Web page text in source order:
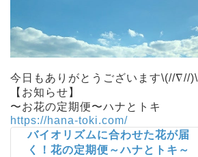
今日もありがとうございます\(//∇//)\
【お知らせ】
〜お花の定期便〜ハナとトキ
https://hana-toki.com/
バイオリズムに合わせた花が届
く！花の定期便～ハナとトキ～